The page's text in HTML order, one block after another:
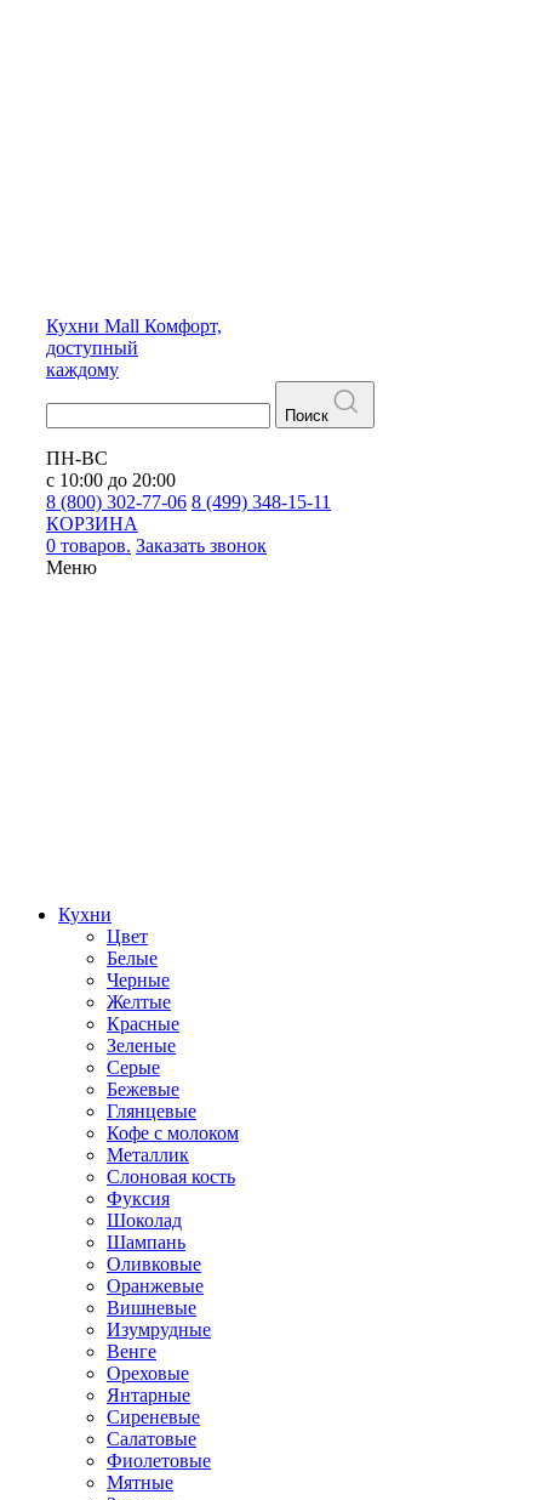
Кухни Mall Комфорт,
доступный
каждому
Поиск
ПН-ВС
с 10:00 до 20:00
8 (800) 302-77-06 8 (499) 348-15-11
КОРЗИНА
0 товаров. Заказать звонок
Меню
Кухни
Цвет
Белые
Черные
Желтые
Красные
Зеленые
Серые
Бежевые
Глянцевые
Кофе с молоком
Металлик
Слоновая кость
Фуксия
Шоколад
Шампань
Оливковые
Оранжевые
Вишневые
Изумрудные
Венге
Ореховые
Янтарные
Сиреневые
Салатовые
Фиолетовые
Мятные